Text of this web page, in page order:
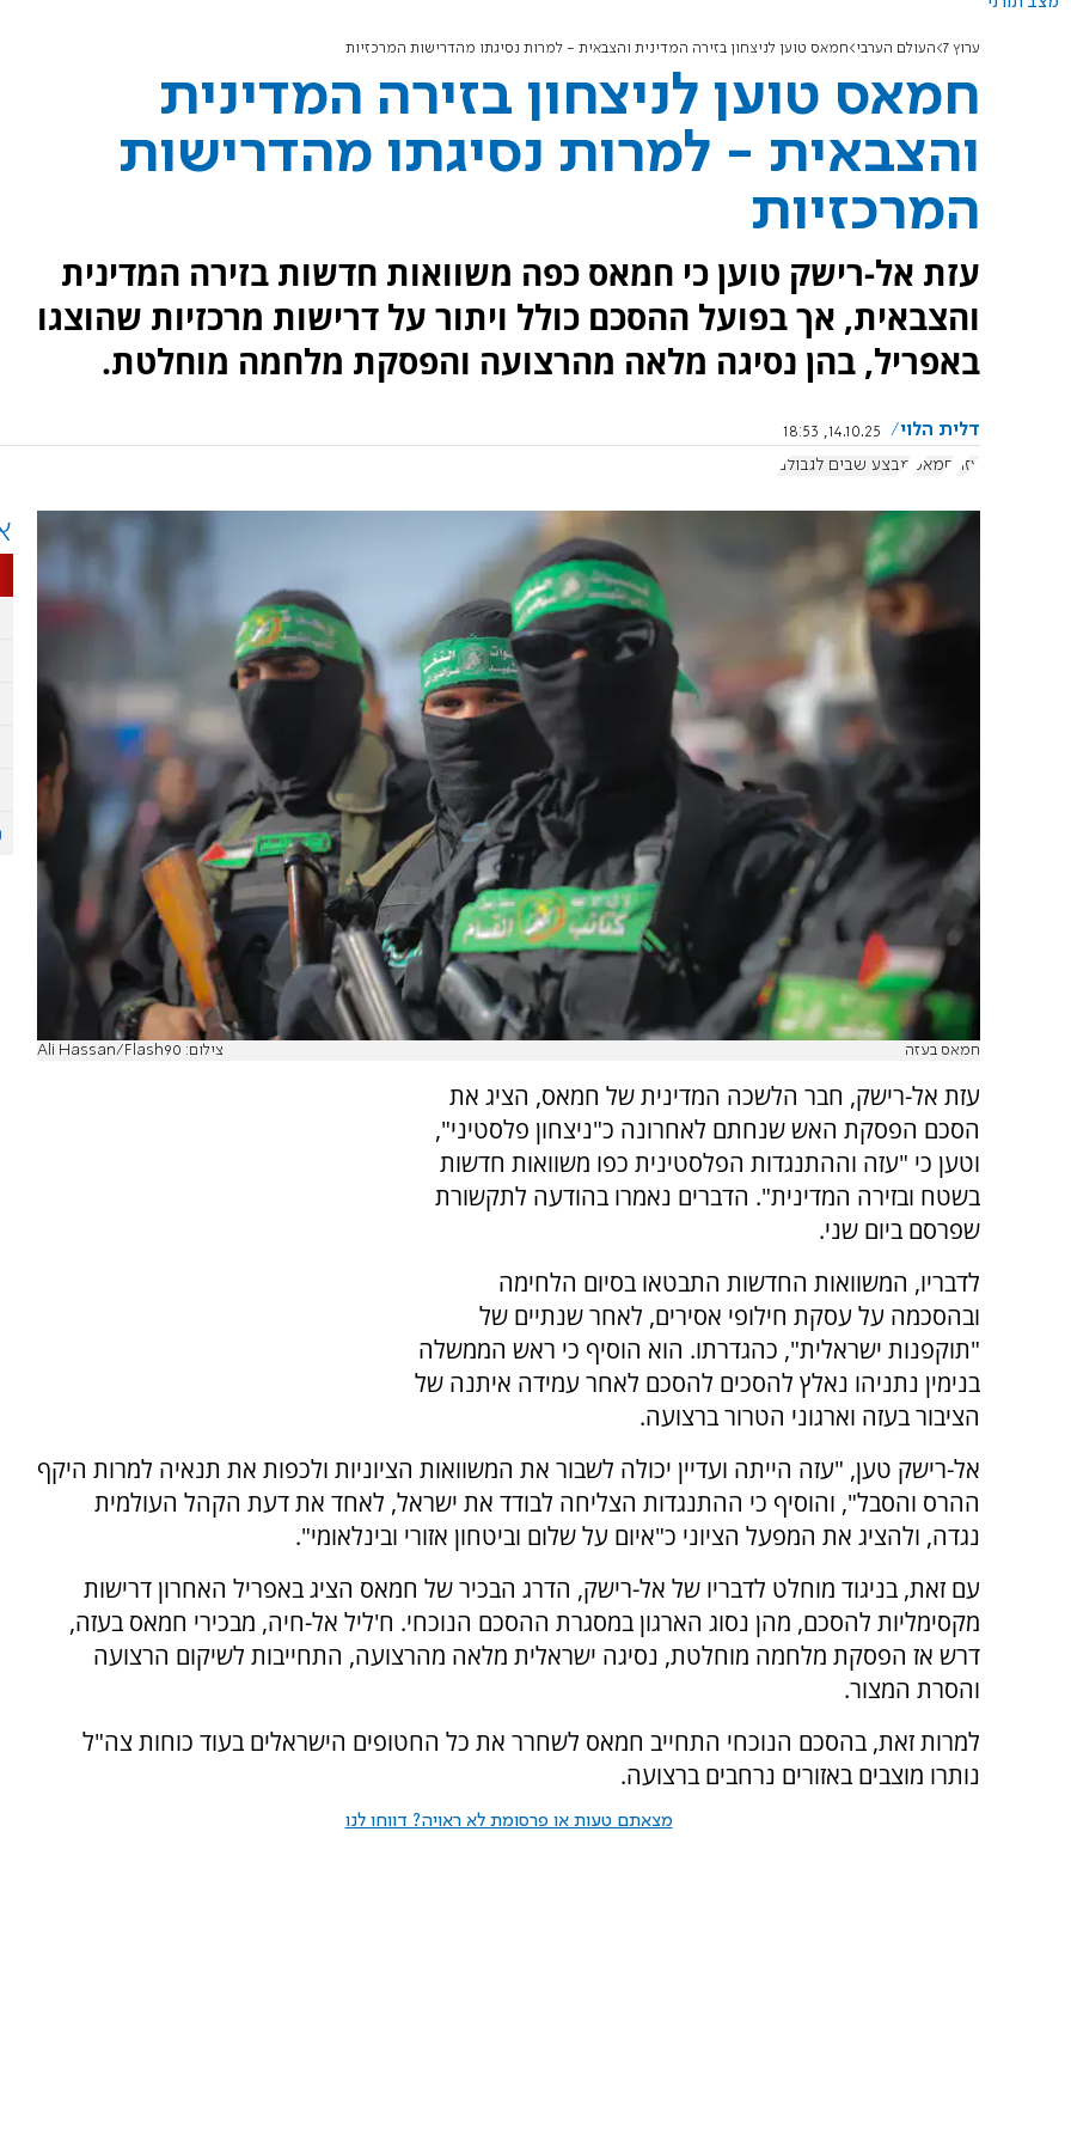
ערוץ 7 העולם הערבי חמאס טוען לניצחון בזירה המדינית והצבאית - למרות נסיגתו מהדרישות המרכזיות
חמאס טוען לניצחון בזירה המדינית
והצבאית - למרות נסיגתו מהדרישות
המרכזיות
עזת אל-רישק טוען כי חמאס כפה משוואות חדשות בזירה המדינית
והצבאית, אך בפועל ההסכם כולל ויתור על דרישות מרכזיות שהוצגו
באפריל, בהן נסיגה מלאה מהרצועה והפסקת מלחמה מוחלטת.
דלית הלוי
14.10.25, 18:53
עזה
חמאס מבצע שבים לגבולם
חמאס בעזה צילום: Ali Hassan/Flash90
עזת אל-רישק, חבר הלשכה המדינית של חמאס, הציג את
הסכם הפסקת האש שנחתם לאחרונה כ"ניצחון פלסטיני",
וטען כי "עזה וההתנגדות הפלסטינית כפו משוואות חדשות
בשטח ובזירה המדינית". הדברים נאמרו בהודעה לתקשורת
שפרסם ביום שני.
לדבריו, המשוואות החדשות התבטאו בסיום הלחימה
ובהסכמה על עסקת חילופי אסירים, לאחר שנתיים של
"תוקפנות ישראלית", כהגדרתו. הוא הוסיף כי ראש הממשלה
בנימין נתניהו נאלץ להסכים להסכם לאחר עמידה איתנה של
הציבור בעזה וארגוני הטרור ברצועה.
אל-רישק טען, "עזה הייתה ועדיין יכולה לשבור את המשוואות הציוניות ולכפות את תנאיה למרות היקף
ההרס והסבל", והוסיף כי ההתנגדות הצליחה לבודד את ישראל, לאחד את דעת הקהל העולמית
נגדה, ולהציג את המפעל הציוני כ"איום על שלום וביטחון אזורי ובינלאומי".
עם זאת, בניגוד מוחלט לדבריו של אל-רישק, הדרג הבכיר של חמאס הציג באפריל האחרון דרישות
מקסימליות להסכם, מהן נסוג הארגון במסגרת ההסכם הנוכחי. ח'ליל אל-חיה, מבכירי חמאס בעזה,
דרש אז הפסקת מלחמה מוחלטת, נסיגה ישראלית מלאה מהרצועה, התחייבות לשיקום הרצועה
והסרת המצור.
למרות זאת, בהסכם הנוכחי התחייב חמאס לשחרר את כל החטופים הישראלים בעוד כוחות צה"ל
נותרו מוצבים באזורים נרחבים ברצועה.
מצאתם טעות או פרסומת לא ראויה? דווחו לנו